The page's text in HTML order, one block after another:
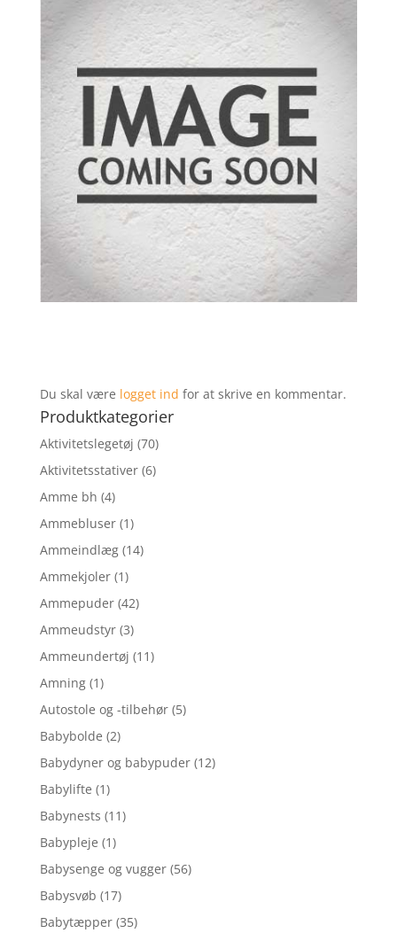
Du skal være logget ind for at skrive en kommentar.
Produktkategorier
Aktivitetslegetøj (70)
Aktivitetsstativer (6)
Amme bh (4)
Ammebluser (1)
Ammeindlæg (14)
Ammekjoler (1)
Ammepuder (42)
Ammeudstyr (3)
Ammeundertøj (11)
Amning (1)
Autostole og -tilbehør (5)
Babybolde (2)
Babydyner og babypuder (12)
Babylifte (1)
Babynests (11)
Babypleje (1)
Babysenge og vugger (56)
Babysvøb (17)
Babytæpper (35)